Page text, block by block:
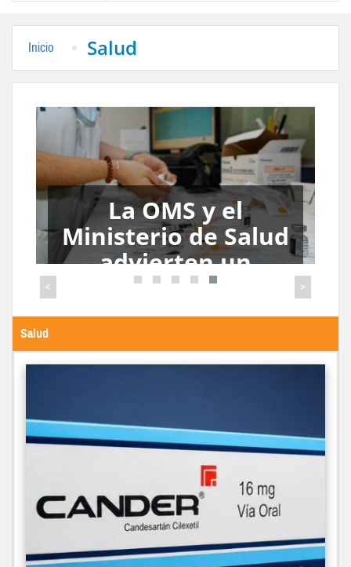
Inicio Salud
Emiten alerta
sanitaria en
Venezuela por
falsificación de
medicamento para
< >
Salud